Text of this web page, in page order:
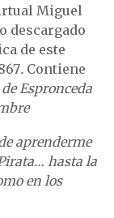
Miguel
descargado
de este
. Contiene
Espronceda
aprenderme
hasta la
en los